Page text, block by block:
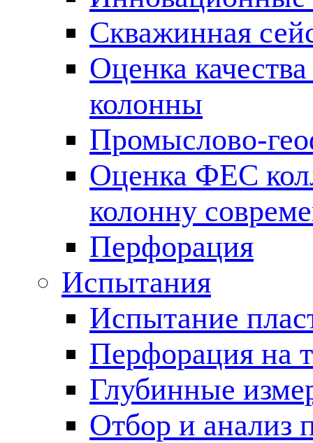
Скважинная
Оценка
колонны
Промыслово-
Оценка ФЕС
колонну
Перфорация
Испытания
Испытание
Перфорация на
Глубинные
Отбор и анализ